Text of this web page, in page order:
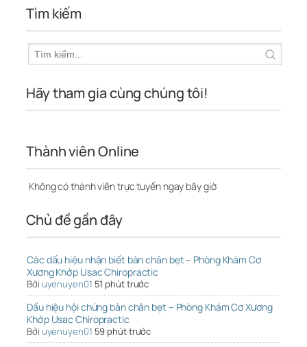
Tìm kiếm
Hãy tham gia cùng chúng tôi!
Thành viên Online
Không có thành viên trực tuyến ngay bây giờ
Chủ đề gần đây
Các dấu hiệu nhận biết bàn chân bẹt – Phòng Khám Cơ
Xương Khớp Usac Chiropractic
Bởi uyenuyen01 51 phút trước
Dấu hiệu hội chứng bàn chân bẹt – Phòng Khám Cơ Xương
Khớp Usac Chiropractic
Bởi uyenuyen01 59 phút trước